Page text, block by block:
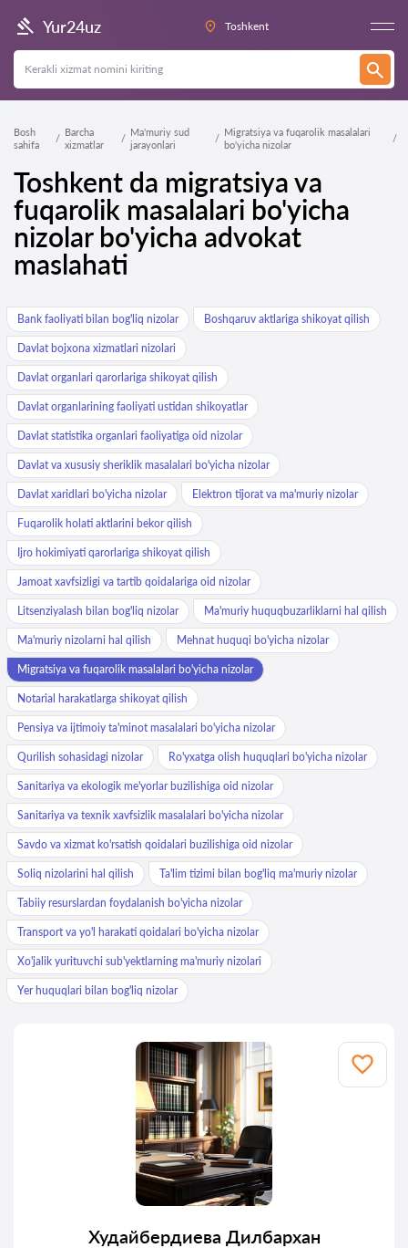
Yur24uz Toshkent
Bosh
sahifa
Barcha
xizmatlar
Ma'muriy sud
jarayonlari
Migratsiya va fuqarolik masalalari
bo'yicha nizolar
Toshkent da migratsiya va
fuqarolik masalalari bo'yicha
nizolar bo'yicha advokat
maslahati
Bank faoliyati bilan bog'liq nizolar Boshqaruv aktlariga shikoyat qilish
Davlat bojxona xizmatlari nizolari
Davlat organlari qarorlariga shikoyat qilish
Davlat organlarining faoliyati ustidan shikoyatlar
Davlat statistika organlari faoliyatiga oid nizolar
Davlat va xususiy sheriklik masalalari bo'yicha nizolar
Davlat xaridlari bo'yicha nizolar Elektron tijorat va ma'muriy nizolar
Fuqarolik holati aktlarini bekor qilish
Ijro hokimiyati qarorlariga shikoyat qilish
Jamoat xavfsizligi va tartib qoidalariga oid nizolar
Litsenziyalash bilan bog'liq nizolar Ma'muriy huquqbuzarliklarni hal qilish
Ma'muriy nizolarni hal qilish Mehnat huquqi bo'yicha nizolar
Migratsiya va fuqarolik masalalari bo'yicha nizolar
Notarial harakatlarga shikoyat qilish
Pensiya va ijtimoiy ta'minot masalalari bo'yicha nizolar
Qurilish sohasidagi nizolar Ro'yxatga olish huquqlari bo'yicha nizolar
Sanitariya va ekologik me'yorlar buzilishiga oid nizolar
Sanitariya va texnik xavfsizlik masalalari bo'yicha nizolar
Savdo va xizmat ko'rsatish qoidalari buzilishiga oid nizolar
Soliq nizolarini hal qilish Ta'lim tizimi bilan bog'liq ma'muriy nizolar
Tabiiy resurslardan foydalanish bo'yicha nizolar
Transport va yo'l harakati qoidalari bo'yicha nizolar
Xo'jalik yurituvchi sub'yektlarning ma'muriy nizolari
Yer huquqlari bilan bog'liq nizolar
Худайбердиева Дилбархан